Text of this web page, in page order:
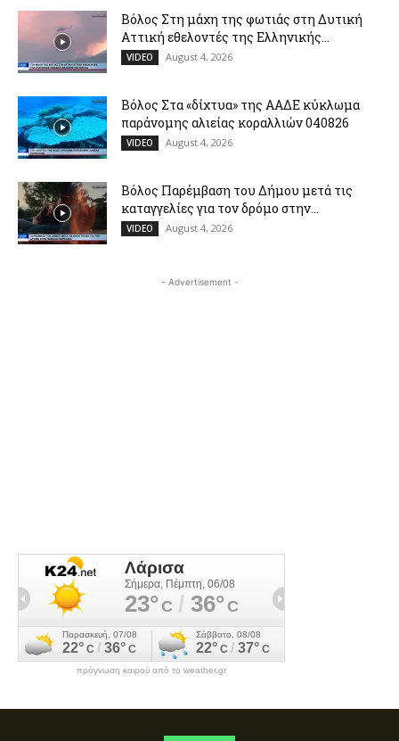
Βόλος Στη μάχη της φωτιάς στη Δυτική
Αττική εθελοντές της Ελληνικής...
VIDEO August 4, 2026
Βόλος Στα «δίχτυα» της ΑΑΔΕ κύκλωμα
παράνομης αλιείας κοραλλιών 040826
VIDEO August 4, 2026
Βόλος Παρέμβαση του Δήμου μετά τις
καταγγελίες για τον δρόμο στην...
VIDEO August 4, 2026
- Advertisement -
πρόγνωση καιρού από το weather.gr